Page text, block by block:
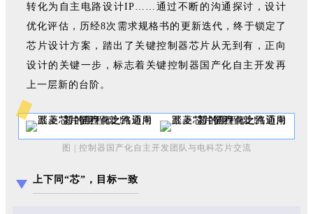
转化为自主电路设计IP……通过不断的沟通探讨，设计
优化评估，历经8次需求规格书的更新迭代，终于锁定了
芯片设计方案，踏出了关键控制器芯片从无到有，正向
设计的关键一步，标志着关键控制器国产化自主开发再
上一层新的台阶。
图 | 控制器国产化自主开发团队与电科芯片交流
上下同“芯”，目标一致